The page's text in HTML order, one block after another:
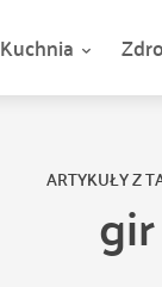
Kuchnia
ARTYKUŁY Z
gir